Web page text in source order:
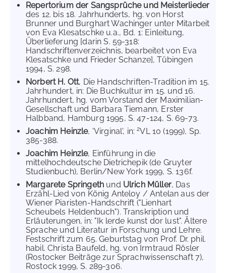
Repertorium der Sangsprüche und Meisterlieder
des 12. bis 18. Jahrhunderts, hg. von Horst
Brunner und Burghart Wachinger unter Mitarbeit
von Eva Klesatschke u.a., Bd. 1: Einleitung,
Überlieferung [darin S. 59-318:
Handschriftenverzeichnis, bearbeitet von Eva
Klesatschke und Frieder Schanze], Tübingen
1994, S. 298.
Norbert H. Ott, Die Handschriften-Tradition im 15.
Jahrhundert, in: Die Buchkultur im 15. und 16.
Jahrhundert, hg. vom Vorstand der Maximilian-
Gesellschaft und Barbara Tiemann, Erster
Halbband, Hamburg 1995, S. 47-124, S. 69-73.
Joachim Heinzle, 'Virginal', in:2VL 10 (1999), Sp.
385-388.
Joachim Heinzle, Einführung in die
mittelhochdeutsche Dietrichepik (de Gruyter
Studienbuch), Berlin/New York 1999, S. 136f.
Margarete Springeth und Ulrich Müller, Das
Erzähl-Lied von König Anteloy / Antelan aus der
Wiener Piaristen-Handschrift ("Lienhart
Scheubels Heldenbuch"). Transkription und
Erläuterungen, in: "Ik lerde kunst dor lust". Ältere
Sprache und Literatur in Forschung und Lehre.
Festschrift zum 65. Geburtstag von Prof. Dr. phil.
habil. Christa Baufeld, hg. von Irmtraud Rösler
(Rostocker Beiträge zur Sprachwissenschaft 7),
Rostock 1999, S. 289-306.